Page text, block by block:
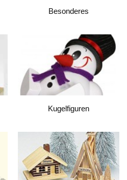
Besonderes
Kugelfiguren